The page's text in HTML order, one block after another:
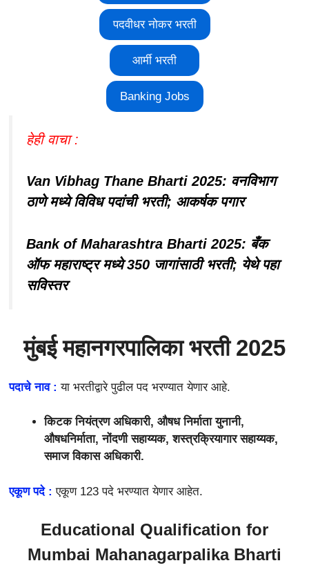
पदवीधर नोकर भरती
आर्मी भरती
Banking Jobs
हेही वाचा :
Van Vibhag Thane Bharti 2025: वनविभाग
ठाणे मध्ये विविध पदांची भरती; आकर्षक पगार
Bank of Maharashtra Bharti 2025: बँक
ऑफ महाराष्ट्र मध्ये 350 जागांसाठी भरती; येथे पहा
सविस्तर
मुंबई महानगरपालिका भरती 2025
पदाचे नाव : या भरतीद्वारे पुढील पद भरण्यात येणार आहे.
किटक नियंत्रण अधिकारी, औषध निर्माता युनानी,
औषधनिर्माता, नोंदणी सहाय्यक, शस्त्रक्रियागार सहाय्यक,
समाज विकास अधिकारी.
एकूण पदे :एकूण 123 पदे भरण्यात येणार आहेत.
Educational Qualification for
Mumbai Mahanagarpalika Bharti